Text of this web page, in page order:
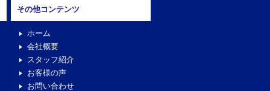
その他コンテンツ
ホーム
会社概要
スタッフ紹介
お客様の声
お問い合わせ